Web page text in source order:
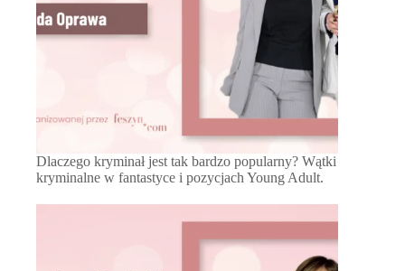
Dlaczego kryminał jest tak bardzo popularny? Wątki
kryminalne w fantastyce i pozycjach Young Adult.